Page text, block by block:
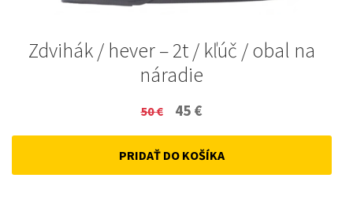
Zdvihák / hever – 2t / kľúč / obal na
náradie
50€
Original
price
was:
45 €
price
is:
PRIDAŤ DO KOŠÍKA